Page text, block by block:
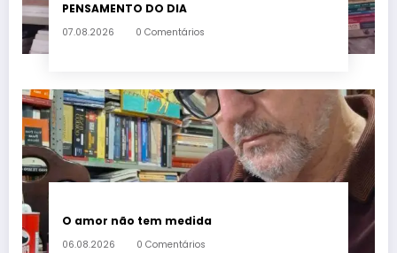
PENSAMENTO DO DIA
07.08.2026 0 Comentários
O amor não tem medida
06.08.2026 0 Comentários